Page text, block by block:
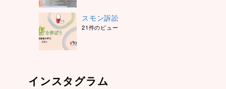
スモン訴訟
21件のビュー
インスタグラム